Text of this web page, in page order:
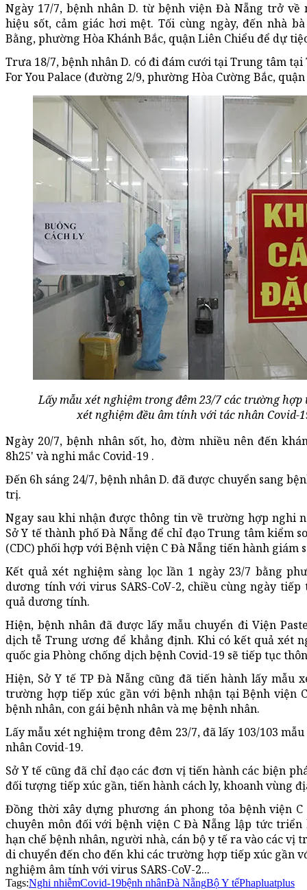
Ngày 17/7, bệnh nhân D. từ bệnh viện Đà Nẵng trở về
hiệu sốt, cảm giác hơi mệt. Tối cùng ngày, đến nhà
Bằng, phường Hòa Khánh Bắc, quận Liên Chiểu để dự
Trưa 18/7, bệnh nhân D. có đi đám cưới tại Trung tâm
For You Palace (đường 2/9, phường Hòa Cường Bắc,
Lấy mẫu xét nghiệm trong đêm 23/7 các trường hợp
xét nghiệm đều âm tính với tác nhân Covid-
Ngày 20/7, bệnh nhân sốt, ho, đờm nhiều nên đến
8h25' và nghi mắc Covid-19 .
Đến 6h sáng 24/7, bệnh nhân D. đã được chuyển sang
trị.
Ngay sau khi nhận được thông tin về trường hợp nghi
Sở Y tế thành phố Đà Nẵng để chỉ đạo Trung tâm kiểm
(CDC) phối hợp với Bệnh viện C Đà Nẵng tiến hành giám
Kết quả xét nghiệm sàng lọc lần 1 ngày 23/7 bằng
dương tính với virus SARS-CoV-2, chiều cùng ngày
quả dương tính.
Hiện, bệnh nhân đã được lấy mẫu chuyển đi Viện
dịch tễ Trung ương để khẳng định. Khi có kết quả xét
quốc gia Phòng chống dịch bệnh Covid-19 sẽ tiếp tục
Hiện, Sở Y tế TP Đà Nẵng cũng đã tiến hành lấy mẫu
trường hợp tiếp xúc gần với bệnh nhận tại Bệnh viện
bệnh nhân, con gái bệnh nhân và mẹ bệnh nhân.
Lấy mẫu xét nghiệm trong đêm 23/7, đã lấy 103/103
nhân Covid-19.
Sở Y tế cũng đã chỉ đạo các đơn vị tiến hành các biện
đối tượng tiếp xúc gần, tiến hành cách ly, khoanh vùng
Đồng thời xây dựng phương án phong tỏa bệnh viện
chuyên môn đối với bệnh viện C Đà Nẵng lập tức triển
hạn chế bệnh nhân, người nhà, cán bộ y tế ra vào các vị
di chuyển đến cho đến khi các trường hợp tiếp xúc gần
nghiệm âm tính với virus SARS-CoV-2...
Tags:Nghi nhiễmCovid-19bệnh nhânĐà NẵngBộ Y tếPhapluatplus